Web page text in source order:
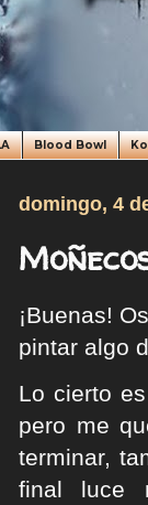
Blood Bowl
domingo, 4
¡Buenas!
pintar algo
Lo cierto
pero me
terminar,
final luce